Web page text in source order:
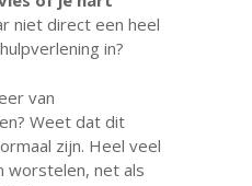
niet direct een heel
in?
van
Weet dat dit
zijn. Heel veel
worstelen, net als